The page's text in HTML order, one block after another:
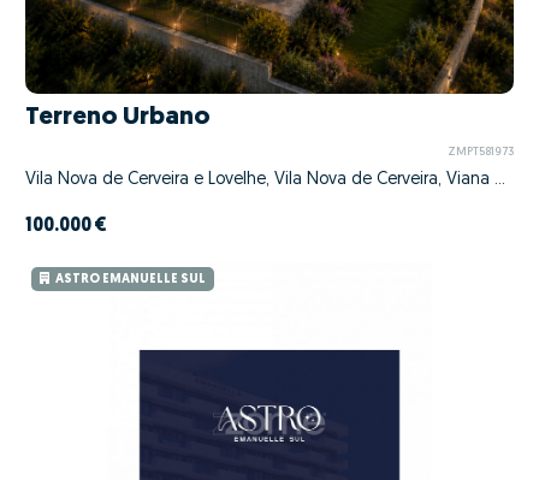
Terreno Urbano
ZMPT581973
Vila Nova de Cerveira e Lovelhe, Vila Nova de Cerveira, Viana do Castelo
100.000 €
ASTRO EMANUELLE SUL